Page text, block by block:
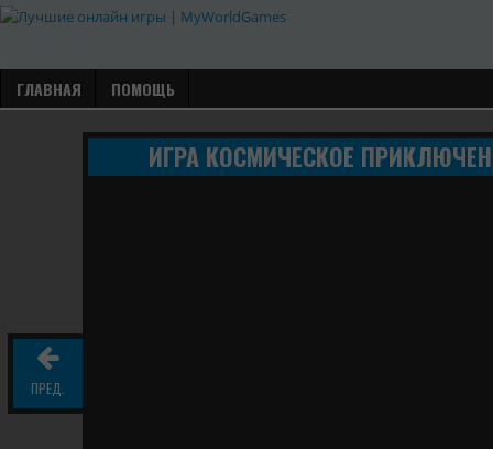
ГЛАВНАЯ ПОМОЩЬ
ИГРА КОСМИЧЕСКОЕ
ПРЕД.